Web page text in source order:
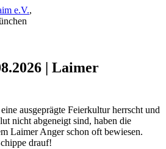
e.V.,
| Laimer
ausgeprägte Feierkultur herrscht und
nicht abgeneigt sind, haben die
Laimer Anger schon oft bewiesen.
drauf!